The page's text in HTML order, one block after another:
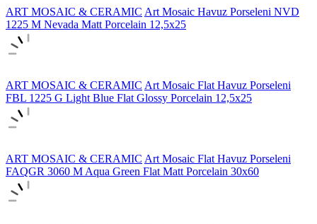
ART MOSAIC & CERAMIC Art Mosaic Havuz Porseleni NVD
1225 M Nevada Matt Porcelain 12,5x25
ART MOSAIC & CERAMIC Art Mosaic Flat Havuz Porseleni
FBL 1225 G Light Blue Flat Glossy Porcelain 12,5x25
ART MOSAIC & CERAMIC Art Mosaic Flat Havuz Porseleni
FAQGR 3060 M Aqua Green Flat Matt Porcelain 30x60